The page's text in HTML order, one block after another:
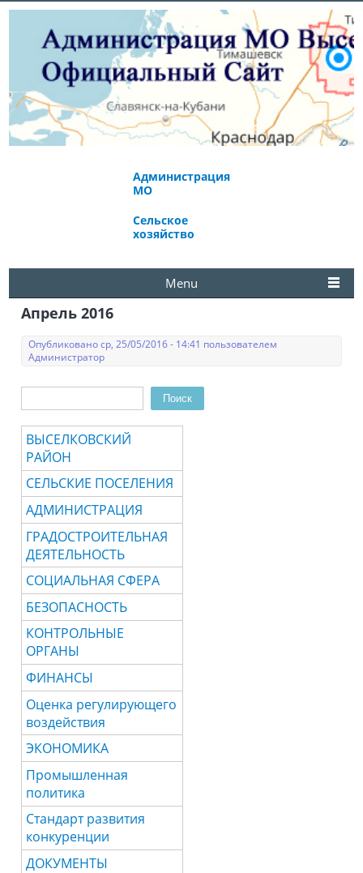
Администрация
МО
Сельское
хозяйство
Menu
Апрель 2016
Опубликовано ср, 25/05/2016 - 14:41 пользователем
Администратор
Поиск
ВЫСЕЛКОВСКИЙ
РАЙОН
СЕЛЬСКИЕ ПОСЕЛЕНИЯ
АДМИНИСТРАЦИЯ
ГРАДОСТРОИТЕЛЬНАЯ
ДЕЯТЕЛЬНОСТЬ
СОЦИАЛЬНАЯ СФЕРА
БЕЗОПАСНОСТЬ
КОНТРОЛЬНЫЕ
ОРГАНЫ
ФИНАНСЫ
Оценка регулирующего
воздействия
ЭКОНОМИКА
Промышленная
политика
Стандарт развития
конкуренции
ДОКУМЕНТЫ